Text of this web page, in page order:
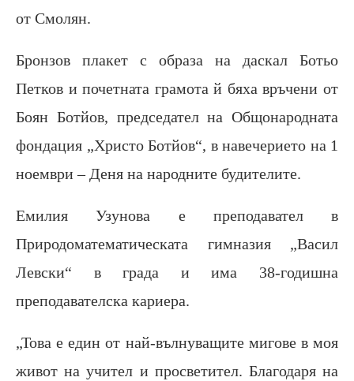
от Смолян.
Бронзов плакет с образа на даскал Ботьо
Петков и почетната грамота й бяха връчени от
Боян Ботйов, председател на Общонародната
фондация „Христо Ботйов“, в навечерието на 1
ноември – Деня на народните будителите.
Емилия Узунова е преподавател в
Природоматематическата гимназия „Васил
Левски“ в града и има 38-годишна
преподавателска кариера.
„Това е един от най-вълнуващите мигове в моя
живот на учител и просветител. Благодаря на